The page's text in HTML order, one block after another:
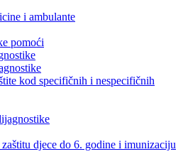
i ambulante
pomoći
kod specifičnih i nespecifičnih
djece do 6. godine i imunizaciju